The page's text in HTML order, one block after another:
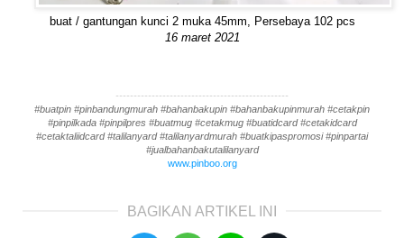
buat / gantungan kunci 2 muka 45mm, Persebaya 102 pcs
16 maret 2021
------------------------------------------------
#buatpin #pinbandungmurah #bahanbakupin #bahanbakupinmurah #cetakpin
#pinpilkada #pinpilpres #buatmug #cetakmug #buatidcard #cetakidcard
#cetaktaliidcard #talilanyard #talilanyardmurah #buatkipaspromosi #pinpartai
#jualbahanbakutalilanyard
www.pinboo.org
BAGIKAN ARTIKEL INI